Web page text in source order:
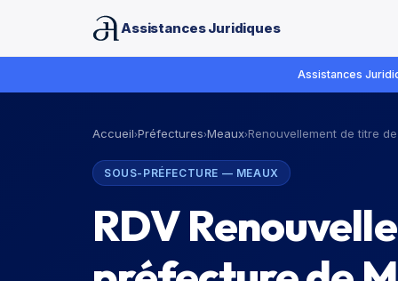
Assistances Juridiques
Assistances
Accueil›Préfectures›Meaux›Renouvellement de titre
SOUS-PRÉFECTURE — MEAUX
RDV